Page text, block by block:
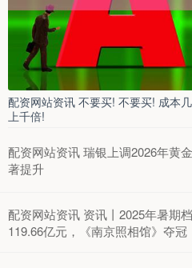
配资网站资讯 不要买! 不要买! 成本
上千倍!
配资网站资讯 瑞银上调2026年黄
著提升
配资网站资讯 资讯丨2025年暑期
119.66亿元，《南京照相馆》夺冠